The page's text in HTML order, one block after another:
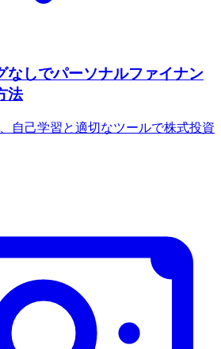
なしでパーソナルファイナン
法
自己学習と適切なツールで株式投資